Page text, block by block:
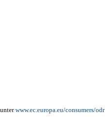
unterwww.ec.europa.eu/consumers/odr